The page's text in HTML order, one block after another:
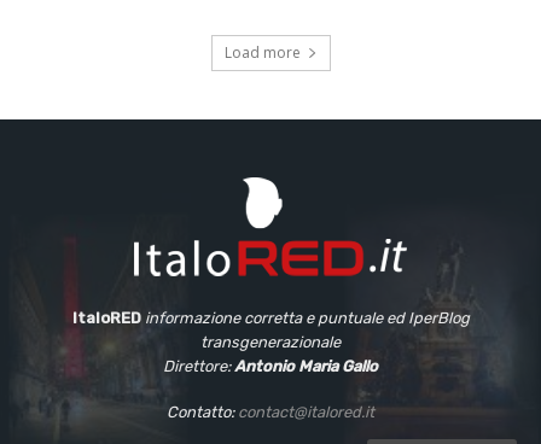
Load more
ItaloRED informazione corretta e puntuale ed IperBlog
transgenerazionale
Direttore:Antonio Maria Gallo
Contatto: contact@italored.it